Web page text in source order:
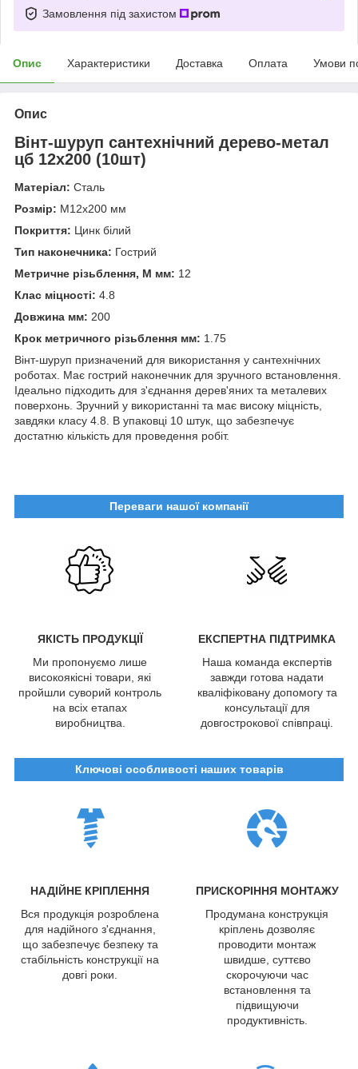
Замовлення під захистом
Опис Характеристики Доставка Оплата Умови
Опис
Вінт-шуруп сантехнічний дерево-метал
цб 12х200 (10шт)
Матеріал: Сталь
Розмір: М12х200 мм
Покриття: Цинк білий
Тип наконечника: Гострий
Метричне різьблення, М мм: 12
Клас міцності: 4.8
Довжина мм: 200
Крок метричного різьблення мм: 1.75
Вінт-шуруп призначений для використання у сантехнічних
роботах. Має гострий наконечник для зручного встановлення.
Ідеально підходить для з'єднання дерев'яних та металевих
поверхонь. Зручний у використанні та має високу міцність,
завдяки класу 4.8. В упаковці 10 штук, що забезпечує
достатню кількість для проведення робіт.
Переваги нашої компанії
ЯКІСТЬ ПРОДУКЦІЇ
ЕКСПЕРТНА ПІДТРИМКА
Ми пропонуємо лише
високоякісні товари, які
пройшли суворий контроль
на всіх етапах
виробництва.
Наша команда експертів
завжди готова надати
кваліфіковану допомогу та
консультації для
довгострокової співпраці.
Ключові особливості наших товарів
НАДІЙНЕ КРІПЛЕННЯ
ПРИСКОРІННЯ МОНТАЖУ
Вся продукція розроблена
для надійного з'єднання,
що забезпечує безпеку та
стабільність конструкції на
довгі роки.
Продумана конструкція
кріплень дозволяє
проводити монтаж
швидше, суттєво
скорочуючи час
встановлення та
підвищуючи
продуктивність.